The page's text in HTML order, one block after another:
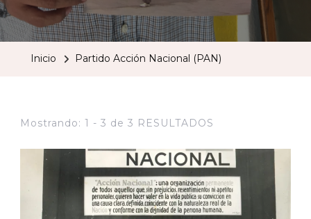
Inicio Partido Acción Nacional (PAN)
Mostrando: 1 - 3 de 3 RESULTADOS